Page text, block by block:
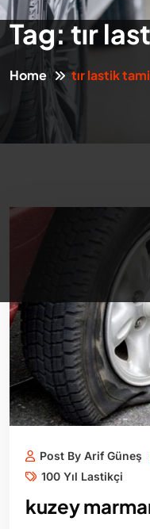
Tag:tır
Home tır lastik
Post By Arif Güneş
100 Yıl Lastikçi
kuzey